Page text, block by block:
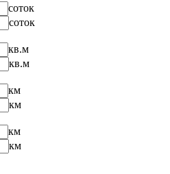
соток
соток
кв.м
кв.м
км
км
км
км